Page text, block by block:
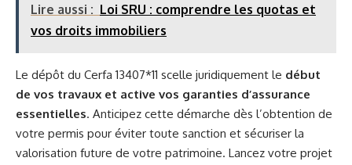
Lire aussi : Loi SRU : comprendre les quotas et
vos droits immobiliers
Le dépôt du Cerfa 13407*11 scelle juridiquement le début
de vos travaux et active vos garanties d’assurance
essentielles. Anticipez cette démarche dès l’obtention de
votre permis pour éviter toute sanction et sécuriser la
valorisation future de votre patrimoine. Lancez votre projet